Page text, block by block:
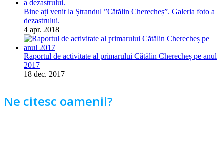
Bine ați venit la Ștrandul ”Cătălin Cherecheș”. Galeria foto a
dezastrului.
4 apr. 2018
Raportul de activitate al primarului Cătălin Cherecheș pe anul
2017
18 dec. 2017
Ne citesc oamenii?